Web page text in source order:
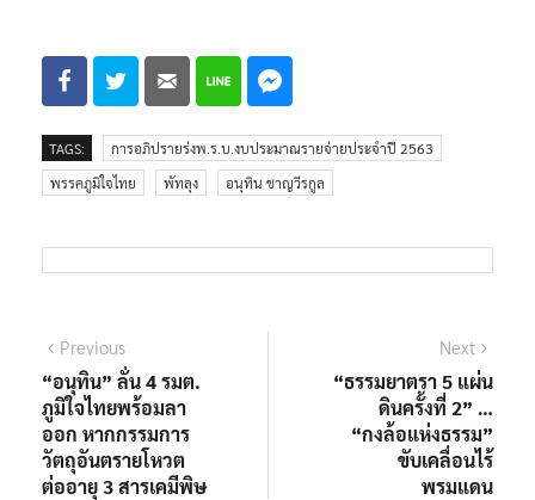
TAGS:
การอภิปรายร่งพ.ร.บ.งบประมาณรายจ่ายประจำปี 2563
พรรคภูมิใจไทย
พัทลุง อนุทิน ชาญวีรกูล
Previous
“อนุทิน” ลั่น 4 รมต.
ภูมิใจไทยพร้อมลา
ออก หากกรรมการ
วัตถุอันตรายโหวต
ต่ออายุ 3 สารเคมีพิษ
Next
“ธรรมยาตรา 5 แผ่น
ดินครั้งที่ 2” …
“กงล้อแห่งธรรม”
ขับเคลื่อนไร้
พรมแดน